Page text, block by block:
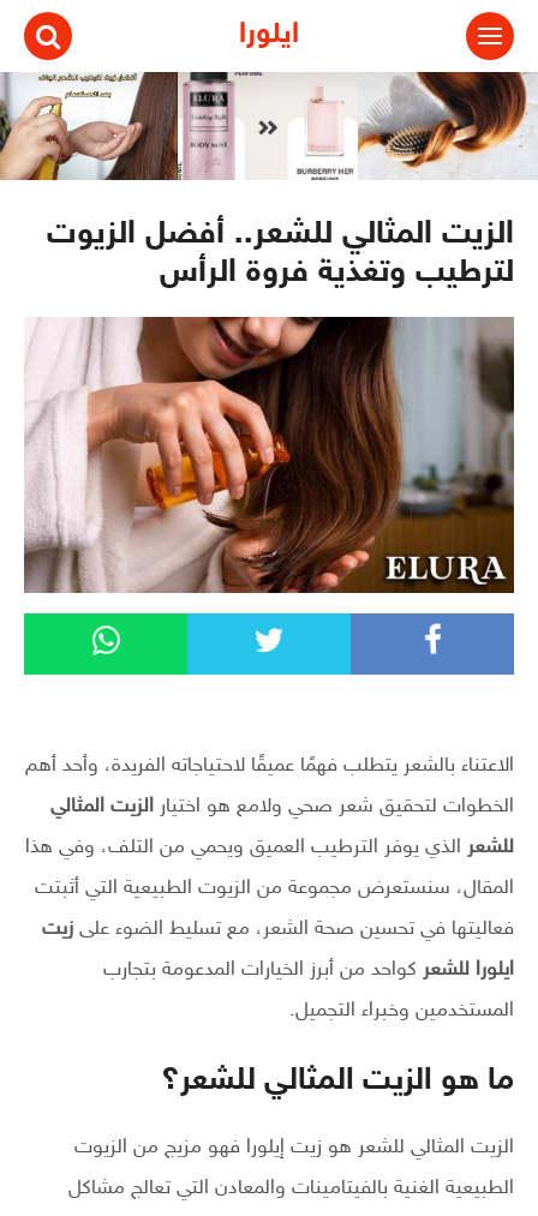
ايلورا
الزيت المثالي للشعر.. أفضل الزيوت
لترطيب وتغذية فروة الرأس
الاعتناء بالشعر يتطلب فهمًا عميقًا لاحتياجاته الفريدة، وأحد أهم
الخطوات لتحقيق شعر صحي ولامع هو اختيار الزيت المثالي
للشعر الذي يوفر الترطيب العميق ويحمي من التلف، وفي هذا
المقال، سنستعرض مجموعة من الزيوت الطبيعية التي أثبتت
فعاليتها في تحسين صحة الشعر، مع تسليط الضوء على زيت
ايلورا للشعر كواحد من أبرز الخيارات المدعومة بتجارب
المستخدمين وخبراء التجميل.
ما هو الزيت المثالي للشعر؟
الزيت المثالي للشعر هو زيت إيلورا فهو مزيج من الزيوت
الطبيعية الغنية بالفيتامينات والمعادن التي تعالج مشاكل